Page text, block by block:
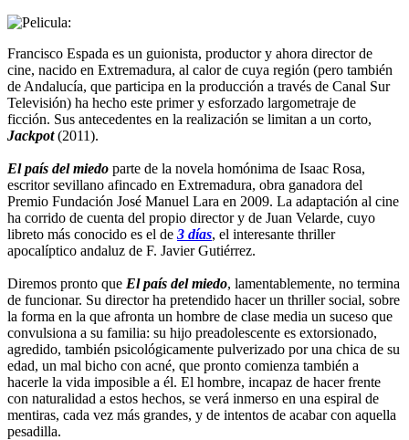
Francisco Espada es un guionista, productor y ahora director de
cine, nacido en Extremadura, al calor de cuya región (pero también
de Andalucía, que participa en la producción a través de Canal Sur
Televisión) ha hecho este primer y esforzado largometraje de
ficción. Sus antecedentes en la realización se limitan a un corto,
Jackpot (2011).
El país del miedo parte de la novela homónima de Isaac Rosa,
escritor sevillano afincado en Extremadura, obra ganadora del
Premio Fundación José Manuel Lara en 2009. La adaptación al cine
ha corrido de cuenta del propio director y de Juan Velarde, cuyo
libreto más conocido es el de 3 días, el interesante thriller
apocalíptico andaluz de F. Javier Gutiérrez.
Diremos pronto que El país del miedo, lamentablemente, no termina
de funcionar. Su director ha pretendido hacer un thriller social, sobre
la forma en la que afronta un hombre de clase media un suceso que
convulsiona a su familia: su hijo preadolescente es extorsionado,
agredido, también psicológicamente pulverizado por una chica de su
edad, un mal bicho con acné, que pronto comienza también a
hacerle la vida imposible a él. El hombre, incapaz de hacer frente
con naturalidad a estos hechos, se verá inmerso en una espiral de
mentiras, cada vez más grandes, y de intentos de acabar con aquella
pesadilla.